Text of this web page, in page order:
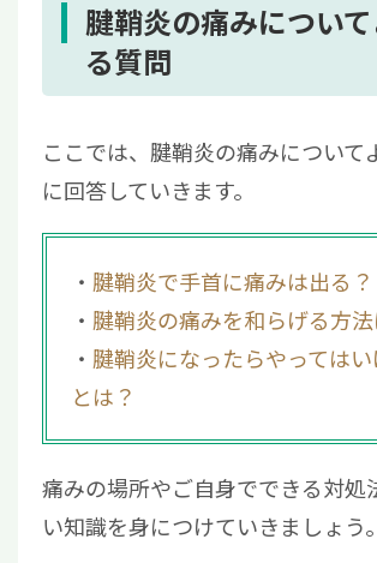
腱鞘炎の痛みについ
る質問
ここでは、腱鞘炎の痛みについて
に回答していきます。
腱鞘炎で手首に痛みは出る？
腱鞘炎の痛みを和らげる方法
腱鞘炎になったらやってはい
とは？
痛みの場所やご自身でできる対処
い知識を身につけていきましょう。